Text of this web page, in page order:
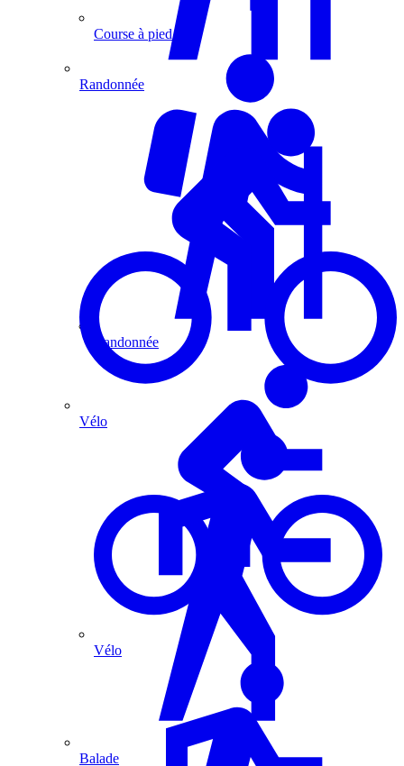
Course à pied
Randonnée
Vélo
Randonnée
Vélo
Balade